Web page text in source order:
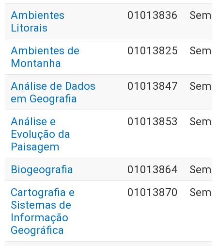
Ambientes
Litorais
01013836
Ambientes de
Montanha
01013825
Análise de Dados
em Geografia
01013847
Análise e
Evolução da
Paisagem
01013853
Biogeografia 01013864
Cartografia e
Sistemas de
Informação
Geográfica
01013870